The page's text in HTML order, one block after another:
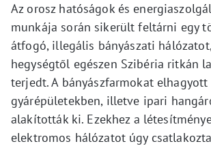
Az orosz hatóságok és
munkája során sikerült feltárni egy
átfogó, illegális bányászati
hegységtől egészen Szibéria ritkán
terjedt. A bányászfarmokat
gyárépületekben, illetve ipari
alakították ki. Ezekhez a
elektromos hálózatot úgy